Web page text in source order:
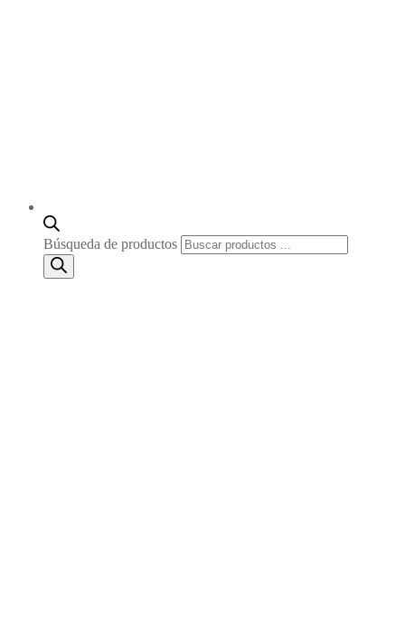
Búsqueda de productos